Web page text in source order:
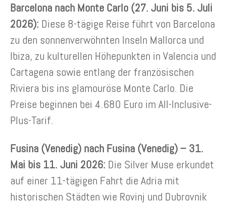
Barcelona nach Monte Carlo (27. Juni bis 5. Juli
2026): Diese 8-tägige Reise führt von Barcelona
zu den sonnenverwöhnten Inseln Mallorca und
Ibiza, zu kulturellen Höhepunkten in Valencia und
Cartagena sowie entlang der französischen
Riviera bis ins glamouröse Monte Carlo. Die
Preise beginnen bei 4.680 Euro im All-Inclusive-
Plus-Tarif.
Fusina (Venedig) nach Fusina (Venedig) – 31.
Mai bis 11. Juni 2026: Die Silver Muse erkundet
auf einer 11-tägigen Fahrt die Adria mit
historischen Städten wie Rovinj und Dubrovnik